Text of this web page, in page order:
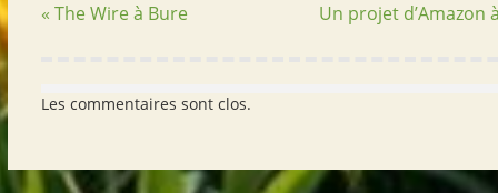
« The Wire à Bure Un projet d’Amazon
Les commentaires sont clos.